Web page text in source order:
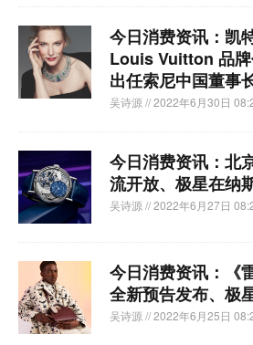
今日消费资讯：凯
Louis Vuitton 品
出任索尼中国董事
吴诗源 // 2022年6月30日
今日消费资讯：北
流开放、极星在纳
吴诗源 // 2022年6月27日
今日消费资讯：《
全新预告发布、极
吴诗源 // 2022年6月25日